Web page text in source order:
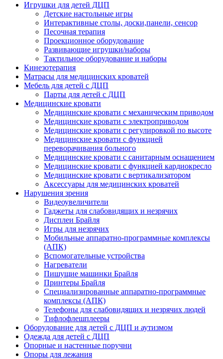
Игрушки для детей ДЦП
Детские настольные игры
Интерактивные столы, доски,панели, сенсор
Песочная терапия
Проекционное оборудование
Развивающие игрушки/наборы
Тактильное оборудование и наборы
Кинезотерапия
Матрасы для медицинских кроватей
Мебель для детей с ДЦП
Парты для детей с ДЦП
Медицинские кровати
Медицинские кровати с механическим приводом
Медицинские кровати с электроприводом
Медицинские кровати с регулировкой по высоте
Медицинские кровати с функцией
переворачивания больного
Медицинские кровати с санитарным оснащением
Медицинские кровати с функцией кардиокресло
Медицинские кровати с вертикализатором
Аксессуары для медицинских кроватей
Нарушения зрения
Видеоувеличители
Гаджеты для слабовидящих и незрячих
Дисплеи Брайля
Игры для незрячих
Мобильные аппаратно-программные комплексы
(АПК)
Вспомогательные устройства
Нагреватели
Пишущие машинки Брайля
Принтеры Брайля
Специализированные аппаратно-программные
комплексы (АПК)
Телефоны для слабовидящих и незрячих людей
Тифлофлешплееры
Оборудование для детей с ДЦП и аутизмом
Одежда для детей с ДЦП
Опорные и настенные поручни
Опоры для лежания